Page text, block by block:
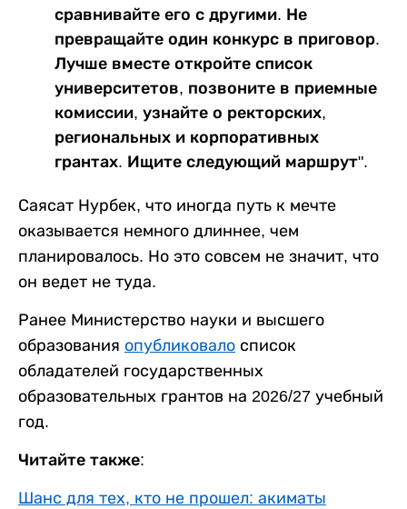
сравнивайте его с другими. Не
превращайте один конкурс в приговор.
Лучше вместе откройте список
университетов, позвоните в приемные
комиссии, узнайте о ректорских,
региональных и корпоративных
грантах. Ищите следующий маршрут".
Саясат Нурбек, что иногда путь к мечте
оказывается немного длиннее, чем
планировалось. Но это совсем не значит, что
он ведет не туда.
Ранее Министерство науки и высшего
образования опубликовало список
обладателей государственных
образовательных грантов на 2026/27 учебный
год.
Читайте также:
Шанс для тех, кто не прошел: акиматы